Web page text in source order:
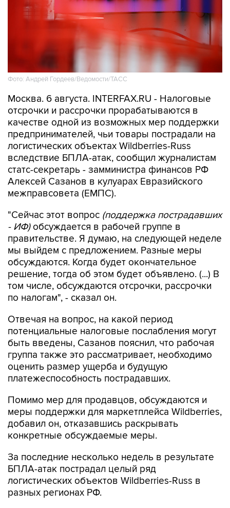
Фото: Андрей Гордеев/Ведомости/ТАСС
Москва. 6 августа. INTERFAX.RU - Налоговые
отсрочки и рассрочки прорабатываются в
качестве одной из возможных мер поддержки
предпринимателей, чьи товары пострадали на
логистических объектах Wildberries-Russ
вследствие БПЛА-атак, сообщил журналистам
статс-секретарь - замминистра финансов РФ
Алексей Сазанов в кулуарах Евразийского
межправсовета (ЕМПС).
"Сейчас этот вопрос (поддержка пострадавших
- ИФ)обсуждается в рабочей группе в
правительстве. Я думаю, на следующей неделе
мы выйдем с предложением. Разные меры
обсуждаются. Когда будет окончательное
решение, тогда об этом будет объявлено. (...) В
том числе, обсуждаются отсрочки, рассрочки
по налогам", - сказал он.
Отвечая на вопрос, на какой период
потенциальные налоговые послабления могут
быть введены, Сазанов пояснил, что рабочая
группа также это рассматривает, необходимо
оценить размер ущерба и будущую
платежеспособность пострадавших.
Помимо мер для продавцов, обсуждаются и
меры поддержки для маркетплейса Wildberries,
добавил он, отказавшись раскрывать
конкретные обсуждаемые меры.
За последние несколько недель в результате
БПЛА-атак пострадал целый ряд
логистических объектов Wildberries-Russ в
разных регионах РФ.